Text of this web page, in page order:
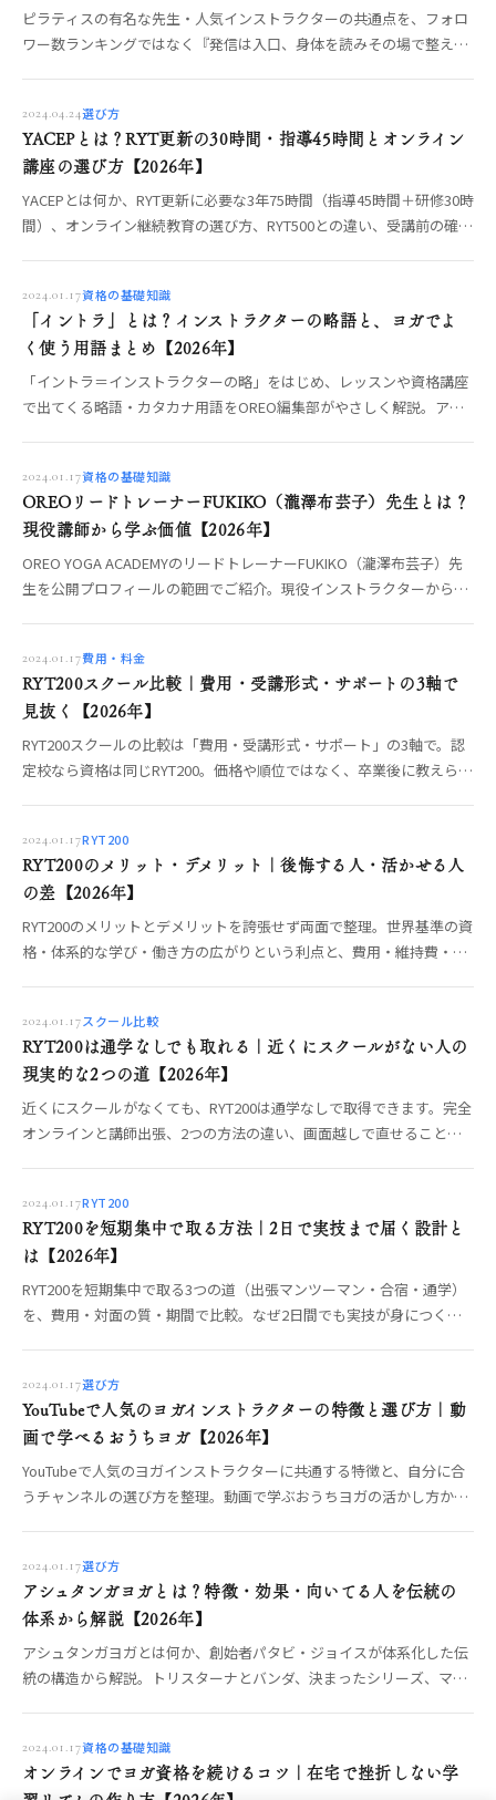
ピラティスの有名な先生・人気インストラクターの共通点を、フォロ
ワー数ランキングではなく『発信は入口、身体を読みその場で整える
2024.04.24選び方
YACEPとは？RYT更新の30時間・指導45時間とオンライン
講座の選び方【2026年】
YACEPとは何か、RYT更新に必要な3年75時間（指導45時間＋研修30時
間）、オンライン継続教育の選び方、RYT500との違い、受講前の確認
2024.01.17資格の基礎知識
「イントラ」とは？インストラクターの略語と、ヨガでよ
く使う用語まとめ【2026年】
「イントラ＝インストラクターの略」をはじめ、レッスンや資格講座
で出てくる略語・カタカナ用語をOREO編集部がやさしく解説。アー
2024.01.17資格の基礎知識
OREOリードトレーナーFUKIKO（瀧澤布芸子）先生とは？
現役講師から学ぶ価値【2026年】
OREO YOGA ACADEMYのリードトレーナーFUKIKO（瀧澤布芸子）先
生を公開プロフィールの範囲でご紹介。現役インストラクターから直
2024.01.17費用・料金
RYT200スクール比較｜費用・受講形式・サポートの3軸で
見抜く【2026年】
RYT200スクールの比較は「費用・受講形式・サポート」の3軸で。認
定校なら資格は同じRYT200。価格や順位ではなく、卒業後に教えられ
2024.01.17RYT200
RYT200のメリット・デメリット｜後悔する人・活かせる人
の差【2026年】
RYT200のメリットとデメリットを誇張せず両面で整理。世界基準の資
格・体系的な学び・働き方の広がりという利点と、費用・維持費・取
2024.01.17スクール比較
RYT200は通学なしでも取れる｜近くにスクールがない人の
現実的な2つの道【2026年】
近くにスクールがなくても、RYT200は通学なしで取得できます。完全
オンラインと講師出張、2つの方法の違い、画面越しで直せること・
2024.01.17RYT200
RYT200を短期集中で取る方法｜2日で実技まで届く設計と
は【2026年】
RYT200を短期集中で取る3つの道（出張マンツーマン・合宿・通学）
を、費用・対面の質・期間で比較。なぜ2日間でも実技が身につくの
2024.01.17選び方
YouTubeで人気のヨガインストラクターの特徴と選び方｜動
画で学べるおうちヨガ【2026年】
YouTubeで人気のヨガインストラクターに共通する特徴と、自分に合
うチャンネルの選び方を整理。動画で学ぶおうちヨガの活かし方か
2024.01.17選び方
アシュタンガヨガとは？特徴・効果・向いてる人を伝統の
体系から解説【2026年】
アシュタンガヨガとは何か、創始者パタビ・ジョイスが体系化した伝
統の構造から解説。トリスターナとバンダ、決まったシリーズ、マイ
2024.01.17資格の基礎知識
オンラインでヨガ資格を続けるコツ｜在宅で挫折しない学